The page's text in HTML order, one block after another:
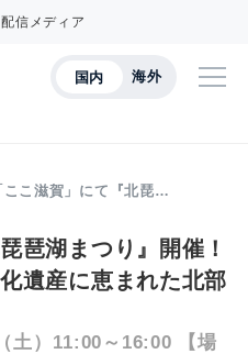
信メディア
国内 海外
ここ滋賀」にて『北琵…
琶湖まつり』開催！
遺産に恵まれた北部
土）11:00～16:00 【場